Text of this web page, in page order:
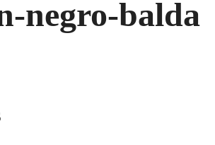
negro-balda